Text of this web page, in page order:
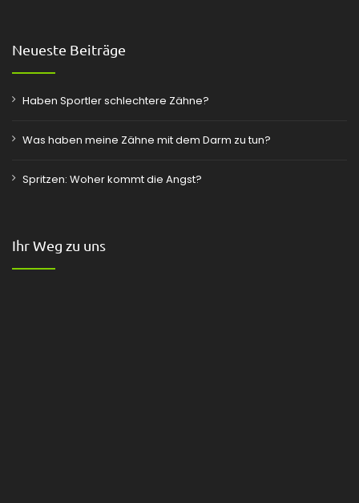
Neueste Beiträge
Haben Sportler schlechtere Zähne?
Was haben meine Zähne mit dem Darm zu tun?
Spritzen: Woher kommt die Angst?
Ihr Weg zu uns